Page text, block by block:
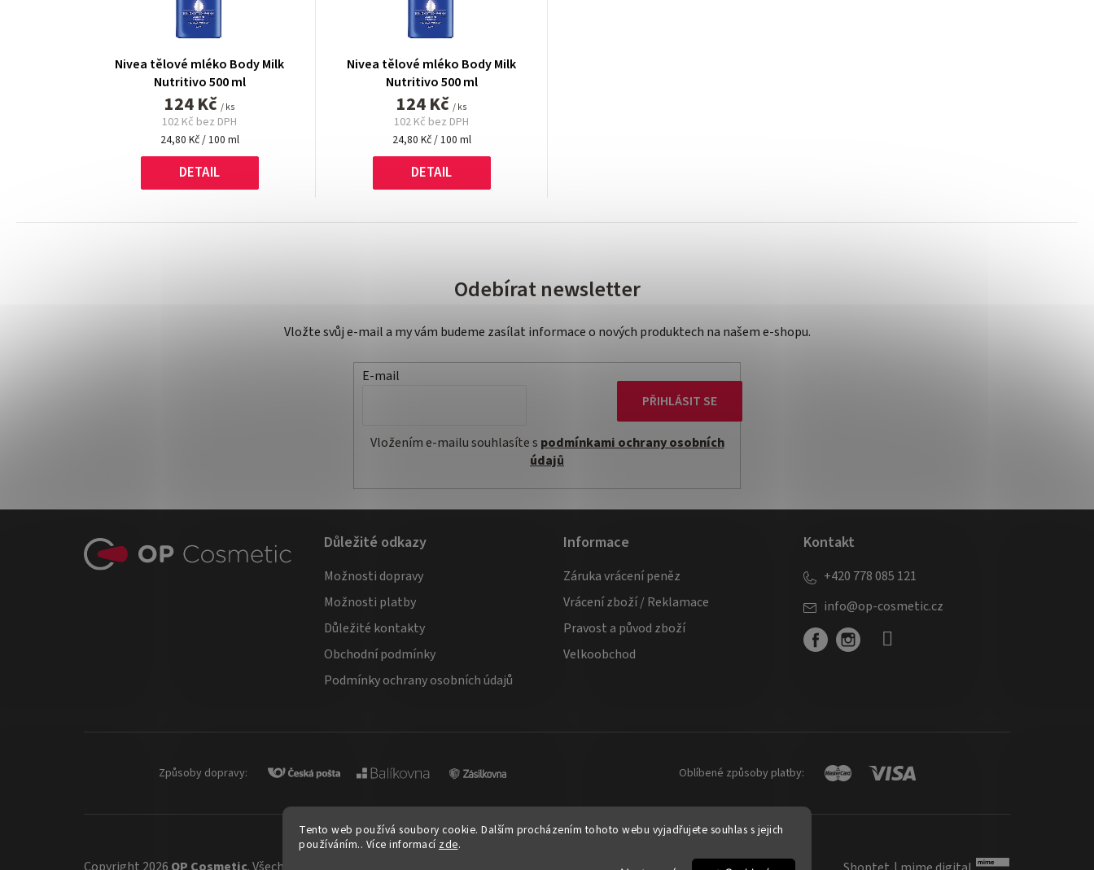
Tento web používá soubory cookie. Dalším procházením tohoto webu vyjadřujete souhlas s jejich
používáním.. Více informací zde.
Nivea tělové mléko Body Milk
Nutritivo 500 ml
124 Kč / ks
102 Kč bez DPH
Měrná
cena:
24,80 Kč / 100 ml
DETAIL
Nivea tělové mléko Body Milk
Nutritivo 500 ml
124 Kč / ks
102 Kč bez DPH
Měrná
cena:
24,80 Kč / 100 ml
DETAIL
Odebírat newsletter
Vložte svůj e-mail a my vám budeme zasílat informace o nových produktech na našem e-shopu.
E-mail
Vložením e-mailu souhlasíte s podmínkami ochrany osobních
údajů
PŘIHLÁSIT SE
Důležité odkazy
Možnosti dopravy
Možnosti platby
Důležité kontakty
Obchodní podmínky
Podmínky ochrany osobních údajů
Informace
Záruka vrácení peněz
Vrácení zboží / Reklamace
Pravost a původ zboží
Velkoobchod
Kontakt
info@op-cosmetic.cz
+420 778 085 121
Způsoby dopravy: Oblíbené způsoby platby: